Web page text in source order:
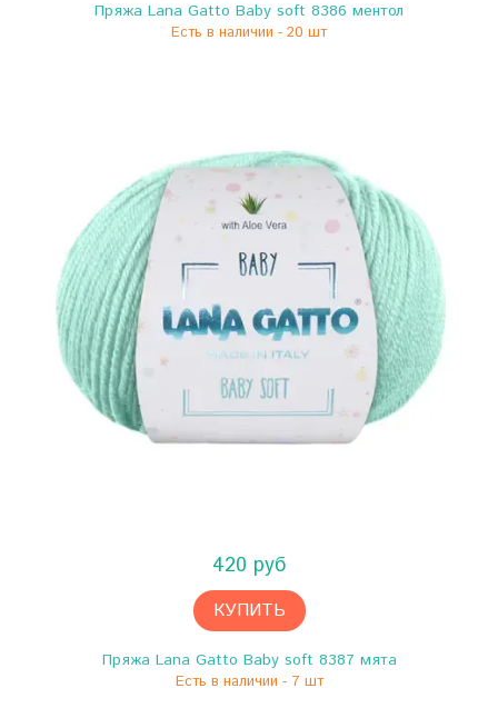
Пряжа Lana Gatto Baby soft 8386 ментол
Есть в наличии - 20 шт
420 руб
КУПИТЬ
Пряжа Lana Gatto Baby soft 8387 мята
Есть в наличии - 7 шт